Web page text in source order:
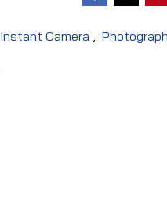
Instant Camera